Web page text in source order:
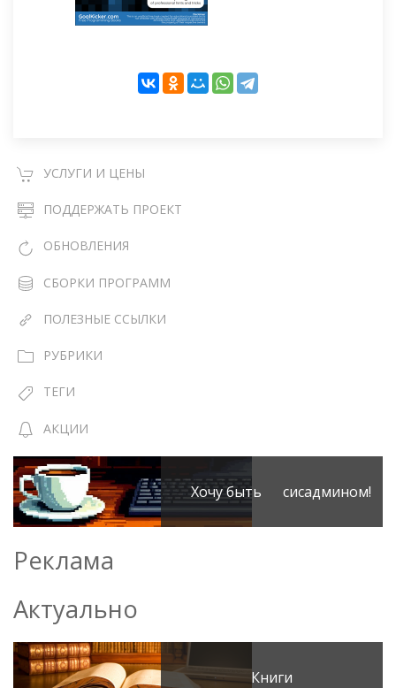
УСЛУГИ И ЦЕНЫ
ПОДДЕРЖАТЬ ПРОЕКТ
ОБНОВЛЕНИЯ
СБОРКИ ПРОГРАММ
ПОЛЕЗНЫЕ ССЫЛКИ
РУБРИКИ
ТЕГИ
АКЦИИ
Хочу быть сисадмином!
Реклама
Актуально
Книги